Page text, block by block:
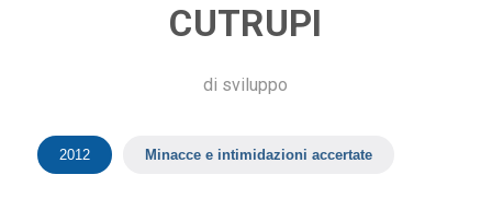
CUTRUPI
di sviluppo
2012 Minacce e intimidazioni accertate